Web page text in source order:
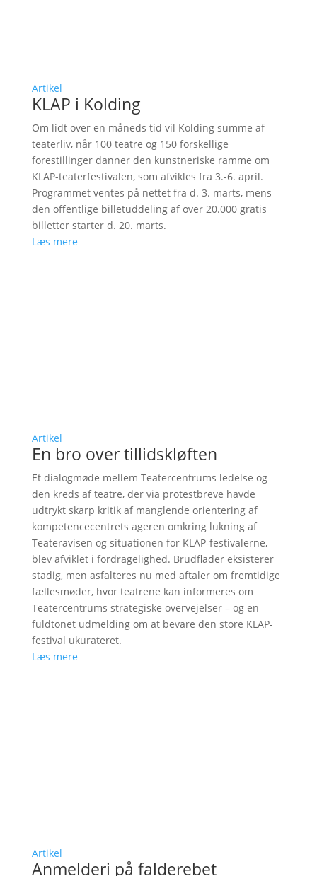
Artikel
KLAP i Kolding
Om lidt over en måneds tid vil Kolding summe af
teaterliv, når 100 teatre og 150 forskellige
forestillinger danner den kunstneriske ramme om
KLAP-teaterfestivalen, som afvikles fra 3.-6. april.
Programmet ventes på nettet fra d. 3. marts, mens
den offentlige billetuddeling af over 20.000 gratis
billetter starter d. 20. marts.
Læs mere
Artikel
En bro over tillidskløften
Et dialogmøde mellem Teatercentrums ledelse og
den kreds af teatre, der via protestbreve havde
udtrykt skarp kritik af manglende orientering af
kompetencecentrets ageren omkring lukning af
Teateravisen og situationen for KLAP-festivalerne,
blev afviklet i fordragelighed. Brudflader eksisterer
stadig, men asfalteres nu med aftaler om fremtidige
fællesmøder, hvor teatrene kan informeres om
Teatercentrums strategiske overvejelser – og en
fuldtonet udmelding om at bevare den store KLAP-
festival ukurateret.
Læs mere
Artikel
Anmelderi på falderebet